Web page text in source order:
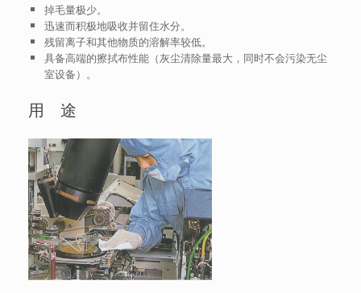
掉毛量极少。
迅速而积极地吸收并留住水分。
残留离子和其他物质的溶解率较低。
具备高端的擦拭布性能（灰尘清除量最大，同时不会污染无尘
室设备）。
用 途